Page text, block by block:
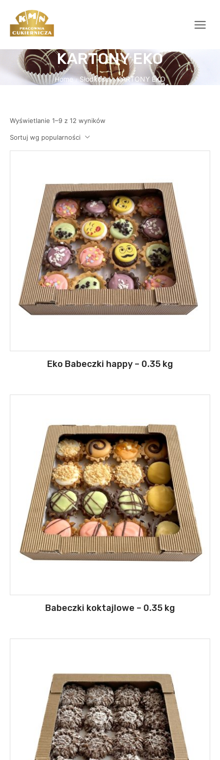
KARTONY EKO
Home / Słodkości / KARTONY EKO
Wyświetlanie 1–9 z 12 wyników
Sortuj wg popularności
Eko Babeczki happy – 0.35 kg
Babeczki koktajlowe – 0.35 kg